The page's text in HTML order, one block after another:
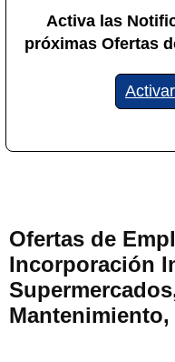
Activa las
próximas Ofertas
Ofertas de
Incorporación